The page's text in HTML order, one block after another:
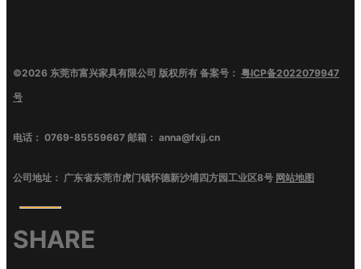
©2026 东莞市富兴家具有限公司 版权所有 备案号： 粤ICP备2022079947
号
电话： 0769-85559667 邮箱： anna@fxjj.cn
公司地址： 广东省东莞市虎门镇怀德新沙埔四方园工业区8号 网站地图
SHARE